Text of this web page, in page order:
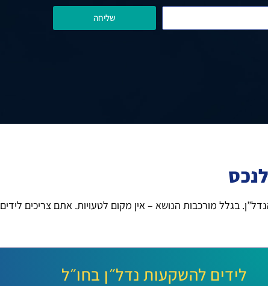
שליחה
בגלל מורכבות הנושא – אין מקום לטעויות. אתם צריכים לידים
לידים להשקעות נדל״ן בחו״ל